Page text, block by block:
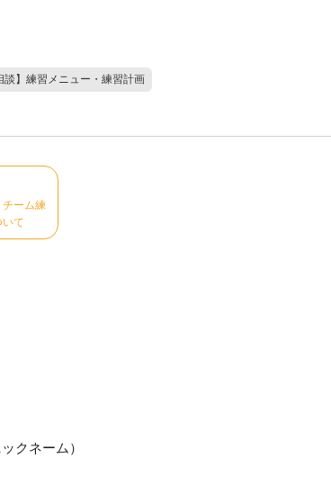
談】練習メニュー・練習計画
チーム練
て
クネーム）